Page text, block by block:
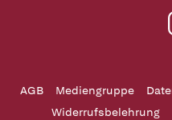
AGB Mediengruppe
Widerrufsbelehrung